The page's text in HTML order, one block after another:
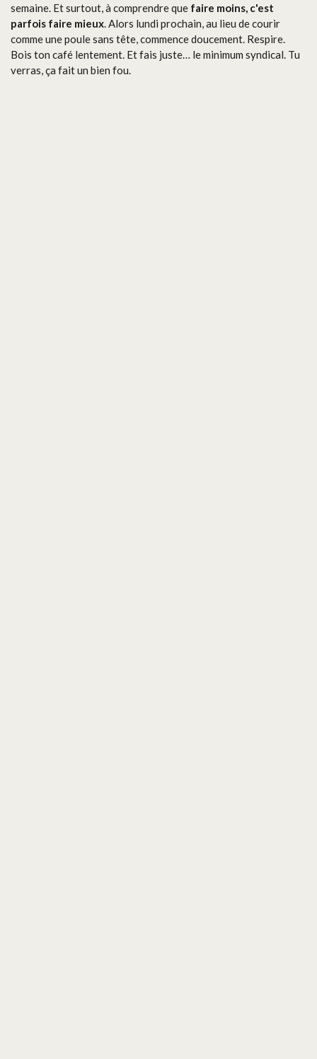
semaine. Et surtout, à comprendre que faire moins, c'est
parfois faire mieux. Alors lundi prochain, au lieu de courir
comme une poule sans tête, commence doucement. Respire.
Bois ton café lentement. Et fais juste… le minimum syndical. Tu
verras, ça fait un bien fou.